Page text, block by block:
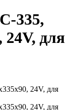
335,
24V, для